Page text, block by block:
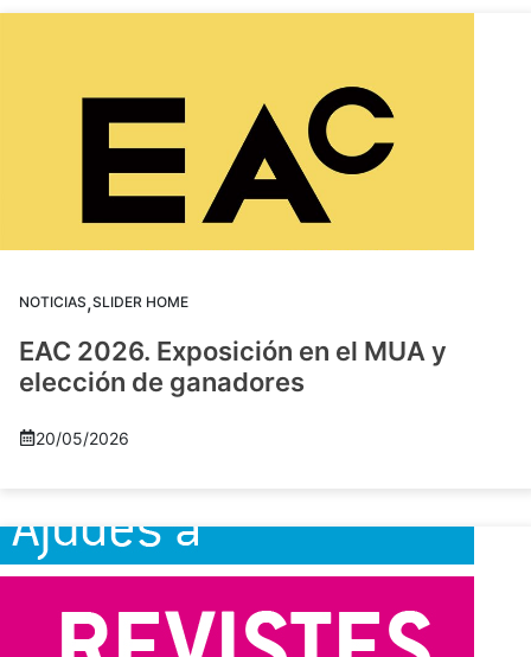
NOTICIAS,SLIDER HOME
EAC 2026. Exposición en el MUA y
elección de ganadores
20/05/2026